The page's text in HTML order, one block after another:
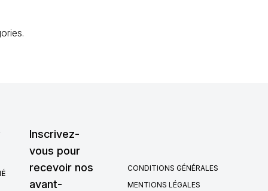
Inscrivez-
vous pour
recevoir nos
avant-
CONDITIONS GÉNÉRALES
MENTIONS LÉGALES